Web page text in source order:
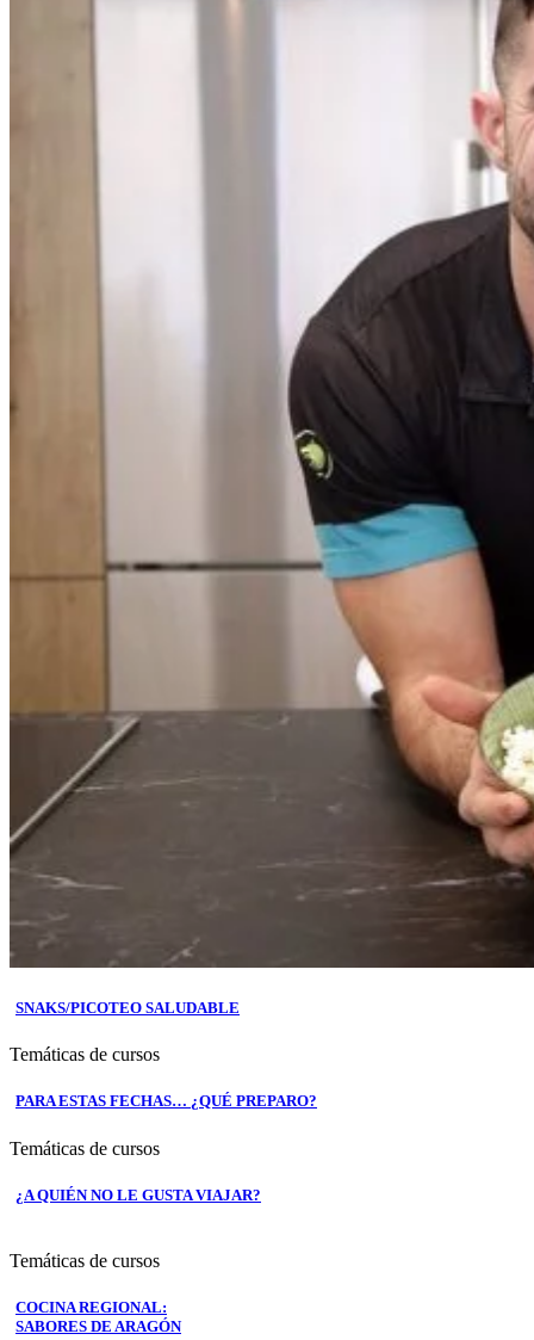
SNAKS/PICOTEO SALUDABLE
Temáticas de cursos
PARA ESTAS FECHAS… ¿QUÉ PREPARO?
Temáticas de cursos
¿A QUIÉN NO LE GUSTA VIAJAR?
Temáticas de cursos
COCINA REGIONAL:
SABORES DE ARAGÓN